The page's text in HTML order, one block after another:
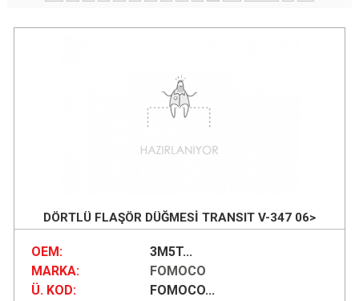
DÖRTLÜ FLAŞÖR DÜĞMESİ TRANSIT V-347 06>
OEM:
3M5T...
MARKA:
FOMOCO
Ü. KOD:
FOMOCO...